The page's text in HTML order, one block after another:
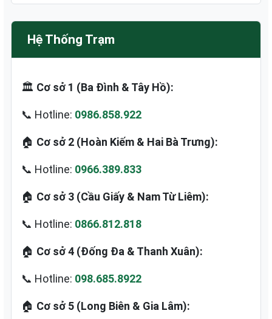
Hệ Thống Trạm
🏛️ Cơ sở 1 (Ba Đình & Tây Hồ):
📞 Hotline: 0986.858.922
🏠 Cơ sở 2 (Hoàn Kiếm & Hai Bà Trưng):
📞 Hotline: 0966.389.833
🏠 Cơ sở 3 (Cầu Giấy & Nam Từ Liêm):
📞 Hotline: 0866.812.818
🏠 Cơ sở 4 (Đống Đa & Thanh Xuân):
📞 Hotline: 098.685.8922
🏠 Cơ sở 5 (Long Biên & Gia Lâm):